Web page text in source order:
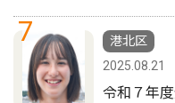
7
港北区
2025.08.21
令和７年